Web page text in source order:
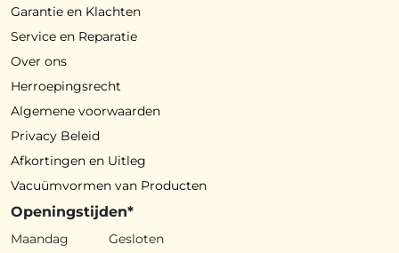
Garantie en Klachten
Service en Reparatie
Over ons
Herroepingsrecht
Algemene voorwaarden
Privacy Beleid
Afkortingen en Uitleg
Vacuümvormen van Producten
Openingstijden*
Maandag
Gesloten